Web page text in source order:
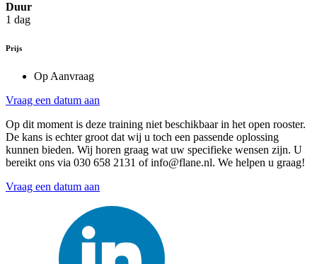
Duur
1 dag
Prijs
Op Aanvraag
Vraag een datum aan
Op dit moment is deze training niet beschikbaar in het open rooster.
De kans is echter groot dat wij u toch een passende oplossing
kunnen bieden. Wij horen graag wat uw specifieke wensen zijn. U
bereikt ons via 030 658 2131 of info@flane.nl. We helpen u graag!
Vraag een datum aan